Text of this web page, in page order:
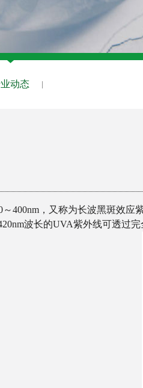
动态
～400nm，又称为长波黑斑效
波长的UVA紫外线可透过